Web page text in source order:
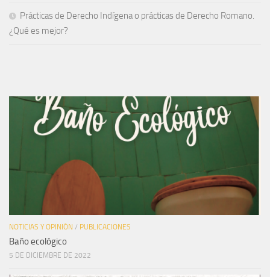
Prácticas de Derecho Indígena o prácticas de Derecho Romano.
¿Qué es mejor?
NOTICIAS Y OPINIÓN / PUBLICACIONES
Baño ecológico
5 DE DICIEMBRE DE 2022